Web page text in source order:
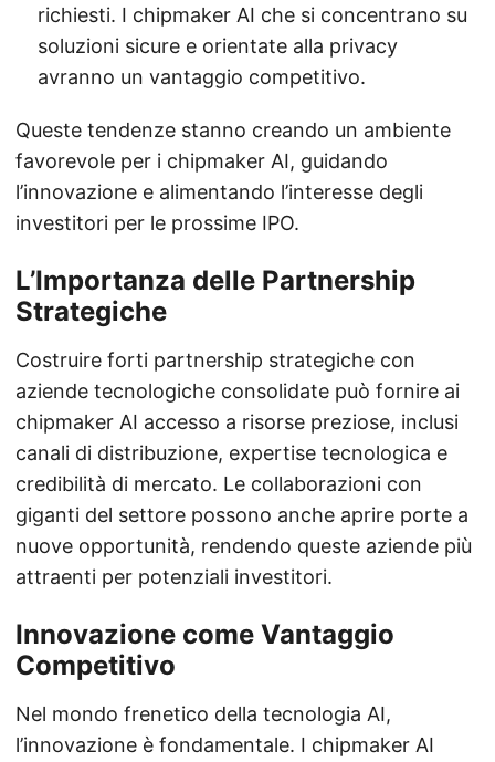
richiesti. I chipmaker AI che si concentrano su
soluzioni sicure e orientate alla privacy
avranno un vantaggio competitivo.
Queste tendenze stanno creando un ambiente
favorevole per i chipmaker AI, guidando
l’innovazione e alimentando l’interesse degli
investitori per le prossime IPO.
L’Importanza delle Partnership
Strategiche
Costruire forti partnership strategiche con
aziende tecnologiche consolidate può fornire ai
chipmaker AI accesso a risorse preziose, inclusi
canali di distribuzione, expertise tecnologica e
credibilità di mercato. Le collaborazioni con
giganti del settore possono anche aprire porte a
nuove opportunità, rendendo queste aziende più
attraenti per potenziali investitori.
Innovazione come Vantaggio
Competitivo
Nel mondo frenetico della tecnologia AI,
l’innovazione è fondamentale. I chipmaker AI